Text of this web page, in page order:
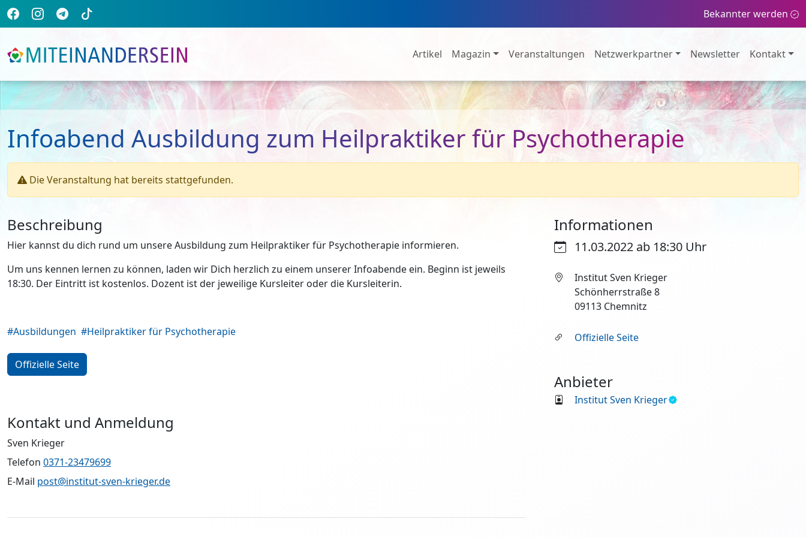
Bekannter werden
Artikel Magazin Veranstaltungen Netzwerkpartner Newsletter Kontakt
Infoabend Ausbildung zum Heilpraktiker für Psychotherapie
Die Veranstaltung hat bereits stattgefunden.
Informationen
11.03.2022 ab 18:30 Uhr
Institut Sven Krieger
Schönherrstraße 8
09113 Chemnitz
Offizielle Seite
Anbieter
Institut Sven Krieger
Beschreibung
Hier kannst du dich rund um unsere Ausbildung zum Heilpraktiker für Psychotherapie informieren.
Um uns kennen lernen zu können, laden wir Dich herzlich zu einem unserer Infoabende ein. Beginn ist jeweils
18:30. Der Eintritt ist kostenlos. Dozent ist der jeweilige Kursleiter oder die Kursleiterin.
#Ausbildungen #Heilpraktiker für Psychotherapie
Offizielle Seite
Kontakt und Anmeldung
Sven Krieger
Telefon 0371-23479699
E-Mail post@institut-sven-krieger.de